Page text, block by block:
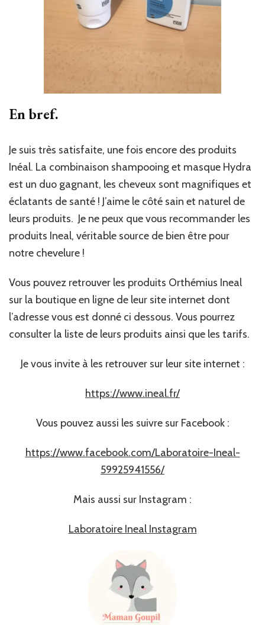
En bref.
Je suis très satisfaite, une fois encore des produits
Inéal. La combinaison shampooing et masque Hydra
est un duo gagnant, les cheveux sont magnifiques et
éclatants de santé ! J’aime le côté sain et naturel de
leurs produits. Je ne peux que vous recommander les
produits Ineal, véritable source de bien être pour
notre chevelure !
Vous pouvez retrouver les produits Orthémius Ineal
sur la boutique en ligne de leur site internet dont
l’adresse vous est donné ci dessous. Vous pourrez
consulter la liste de leurs produits ainsi que les tarifs.
Je vous invite à les retrouver sur leur site internet :
https://www.ineal.fr/
Vous pouvez aussi les suivre sur Facebook :
https://www.facebook.com/Laboratoire-Ineal-
59925941556/
Mais aussi sur Instagram :
Laboratoire Ineal Instagram